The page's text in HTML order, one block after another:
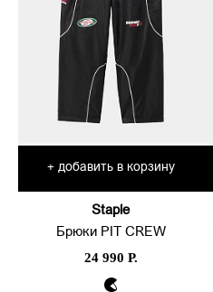
+ добавить в корзину
Staple
Брюки PIT CREW
24 990 Р.